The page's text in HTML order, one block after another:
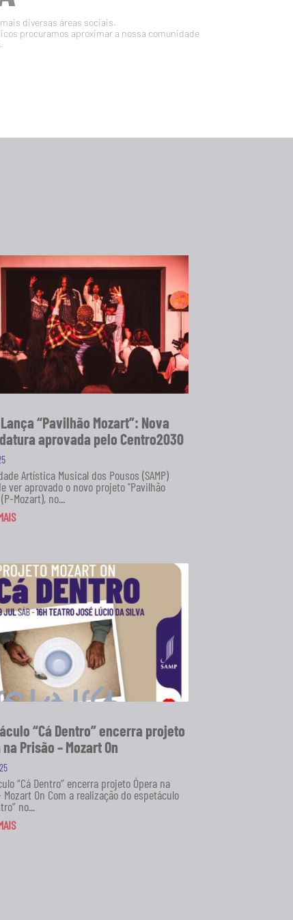
diversas áreas sociais.
procuramos aproximar a nossa comunidade
Lança “Pavilhão Mozart”: Nova
aprovada pelo Centro2030
Artística Musical dos Pousos (SAMP)
ver aprovado o novo projeto "Pavilhão
Mozart), no...
“Cá Dentro” encerra projeto
Prisão – Mozart On
“Cá Dentro” encerra projeto Ópera na
Mozart On Com a realização do espetáculo
no...